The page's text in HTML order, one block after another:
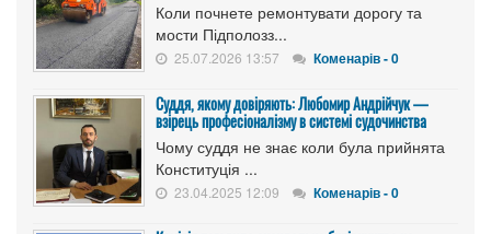
Коли почнете ремонтувати дорогу та
мости Підполозз...
25.07.2026 13:57 Коменарів - 0
Суддя, якому довіряють: Любомир Андрійчук —
взірець професіоналізму в системі судочинства
Чому суддя не знає коли була прийнята
Конституція ...
23.04.2025 12:09 Коменарів - 0